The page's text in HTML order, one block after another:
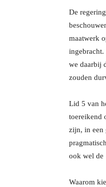
De
maatwerk
we daarbij
zouden
Lid 5 van
toereikend
zijn, in een
ook wel de
Waarom